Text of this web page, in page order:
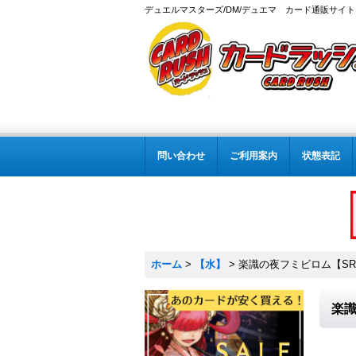
デュエルマスターズ/DM/デュエマ カード通販サイト
問い合わせ ご利用案内 状態表記
ホーム > 【水】 > 楽識の夜フミビロム【
楽